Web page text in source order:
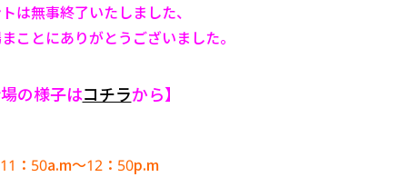
は無事終了いたしました、
ことにありがとうございました。
場の様子はコチラから】
：50a.m～12：50p.m